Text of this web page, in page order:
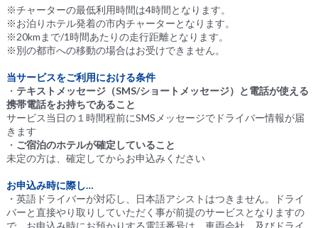
※チャーターの最低利用時間は4時間となります。
※お泊りホテル発着の市内チャーターとなります。
※20kmまで/1時間あたりの走行距離となります。
※別の都市への移動の場合はお受けできません。
当サービスをご利用における条件
・ テキストメッセージ（SMS/ショートメッセージ）と電話が使える
携帯電話をお持ちであること
サービス当日の１時間程前にSMSメッセージでドライバー情報が届
きます
・ ご宿泊のホテルが確定していること
未定の方は、確定してからお申込みください
お申込み時に際し…
・英語ドライバーが対応し、日本語アシストはつきません。ドライ
バーと直接やり取りしていただく事が前提のサービスとなりますの
で、お申込み時にお預かりする電話番号は、車両会社、及びドライ